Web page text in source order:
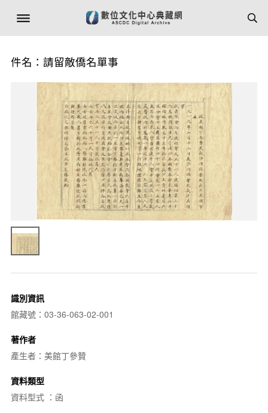
件名：請留敵僑名單事
識別資訊
館藏號：03-36-063-02-001
著作者
產生者：美館丁參贊
資料類型
資料型式 ：函